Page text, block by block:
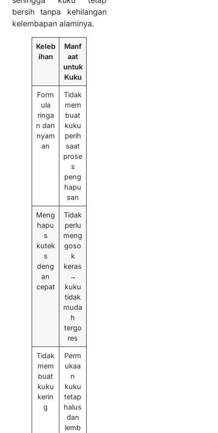
bersih tanpa kehilangan
kelembapan alaminya.
Keleb
ihan
Manf
aat
untuk
Kuku
Form
ula
ringa
n dan
nyam
an
Tidak
mem
buat
kuku
perih
saat
prose
s
peng
hapu
san
Meng
hapu
s
kutek
s
deng
an
cepat
Tidak
perlu
meng
goso
k
keras
→
kuku
tidak
muda
h
tergo
res
Tidak
mem
buat
kuku
kerin
g
Perm
ukaa
n
kuku
tetap
halus
dan
lemb